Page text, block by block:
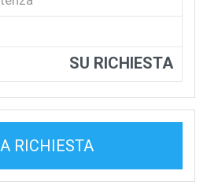
SU RICHIESTA
RICHIESTA